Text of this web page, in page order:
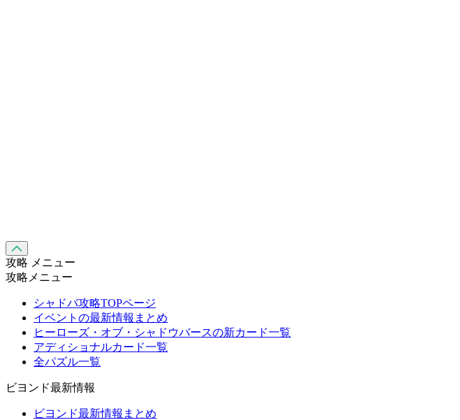
攻略 メニュー
攻略メニュー
シャドバ攻略TOPページ
イベントの最新情報まとめ
ヒーローズ・オブ・シャドウバースの新カード一覧
アディショナルカード一覧
全パズル一覧
ビヨンド最新情報
ビヨンド最新情報まとめ